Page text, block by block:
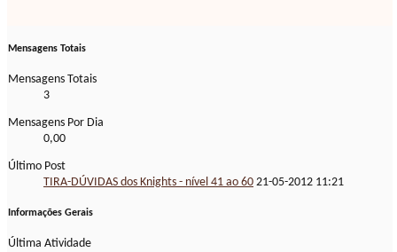
Mensagens Totais
Mensagens Totais
3
Mensagens Por Dia
0,00
Último Post
TIRA-DÚVIDAS dos Knights - nível 41 ao 60 21-05-2012 11:21
Informações Gerais
Última Atividade